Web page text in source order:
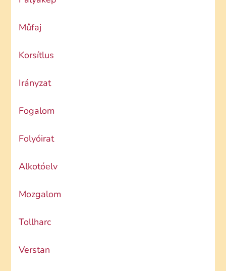
Műfaj
Korsítlus
Irányzat
Fogalom
Folyóirat
Alkotóelv
Mozgalom
Tollharc
Verstan